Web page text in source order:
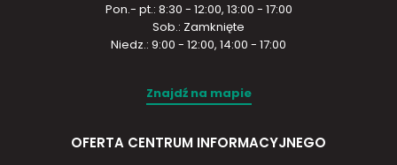
Pon.- pt.: 8:30 - 12:00, 13:00 - 17:00
Sob.: Zamknięte
Niedz.: 9:00 - 12:00, 14:00 - 17:00
Znajdź na mapie
OFERTA CENTRUM INFORMACYJNEGO